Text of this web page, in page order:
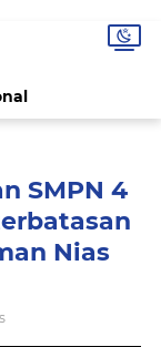
SMPN 4
Nias